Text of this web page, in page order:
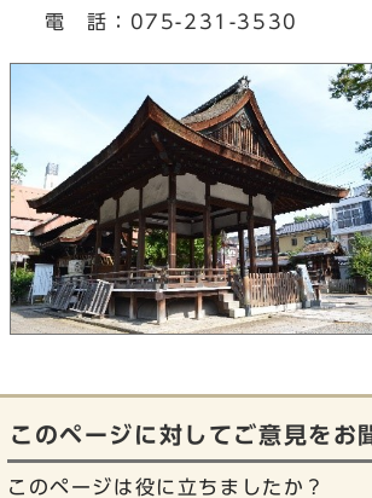
電 話：075-231-3530
このページに対してご意見をお
このページは役に立ちましたか？